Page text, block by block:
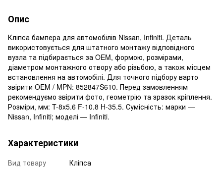
Опис
Кліпса бампера для автомобілів Nissan, Infiniti. Деталь
використовується для штатного монтажу відповідного
вузла та підбирається за OEM, формою, розмірами,
діаметром монтажного отвору або різьбою, а також місцем
встановлення на автомобілі. Для точного підбору варто
звірити OEM / MPN: 852847S610. Перед замовленням
рекомендуємо звірити фото, геометрію та зразок кріплення.
Розміри, мм: T-8x5.6 F-10.8 H-35.5. Сумісність: марки —
Nissan, Infiniti; моделі — Infiniti.
Характеристики
Вид товару
Кліпса